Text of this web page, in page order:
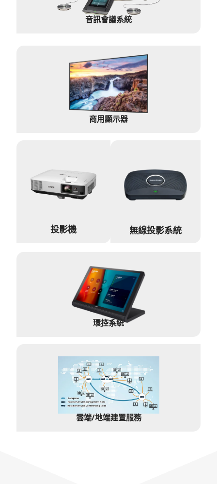
音訊會議系統
商用顯示器
投影機 無線投影系統
環控系統
雲端/地端建置服務